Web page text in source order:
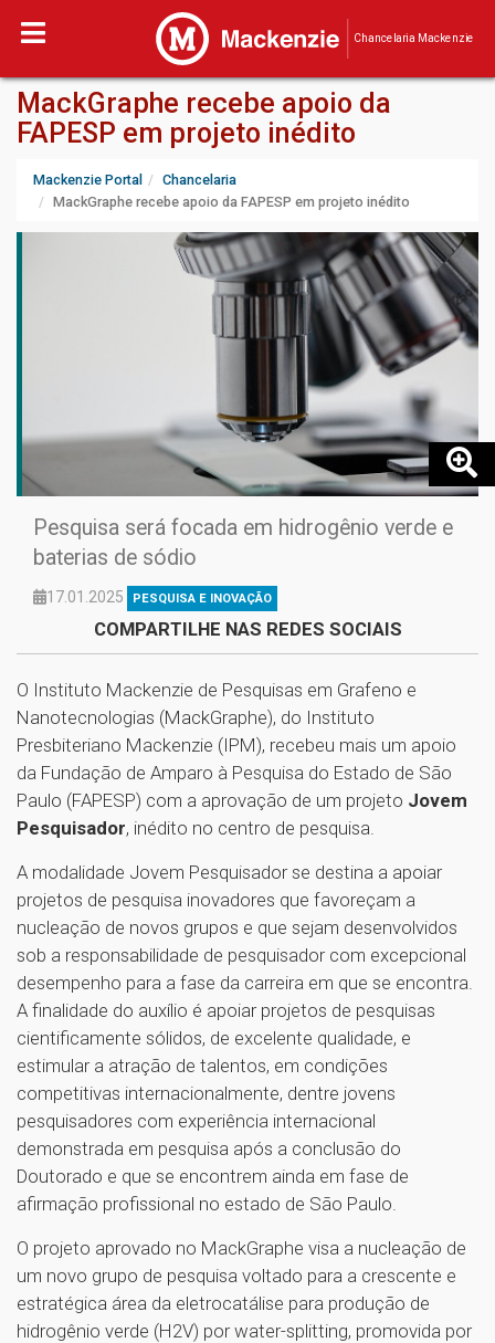
Chancelaria Mackenzie
MackGraphe recebe apoio da
FAPESP em projeto inédito
Mackenzie Portal
Chancelaria
MackGraphe recebe apoio da FAPESP em projeto inédito
Pesquisa será focada em hidrogênio verde e
baterias de sódio
17.01.2025 PESQUISA E INOVAÇÃO
COMPARTILHE NAS REDES SOCIAIS
O Instituto Mackenzie de Pesquisas em Grafeno e
Nanotecnologias (MackGraphe), do Instituto
Presbiteriano Mackenzie (IPM), recebeu mais um apoio
da Fundação de Amparo à Pesquisa do Estado de São
Paulo (FAPESP) com a aprovação de um projeto Jovem
Pesquisador, inédito no centro de pesquisa.
A modalidade Jovem Pesquisador se destina a apoiar
projetos de pesquisa inovadores que favoreçam a
nucleação de novos grupos e que sejam desenvolvidos
sob a responsabilidade de pesquisador com excepcional
desempenho para a fase da carreira em que se encontra.
A finalidade do auxílio é apoiar projetos de pesquisas
cientificamente sólidos, de excelente qualidade, e
estimular a atração de talentos, em condições
competitivas internacionalmente, dentre jovens
pesquisadores com experiência internacional
demonstrada em pesquisa após a conclusão do
Doutorado e que se encontrem ainda em fase de
afirmação profissional no estado de São Paulo.
O projeto aprovado no MackGraphe visa a nucleação de
um novo grupo de pesquisa voltado para a crescente e
estratégica área da eletrocatálise para produção de
hidrogênio verde (H2V) por water-splitting, promovida por